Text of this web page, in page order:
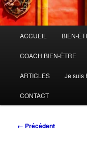
principal
ACCUEIL BIEN-
COACH BIEN-ÊTRE
ARTICLES Je suis
CONTACT
Navigation
← Précédent